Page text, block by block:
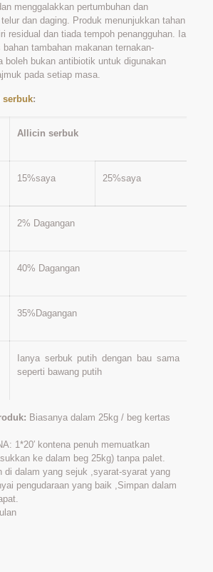
menggalakkan pertumbuhan dan
dan daging. Produk menunjukkan tahan
residual dan tiada tempoh penangguhan. Ia
tambahan makanan ternakan-
boleh bukan antibiotik untuk digunakan
pada setiap masa.
:
Allicin serbuk
15%saya 25%saya
2% Dagangan
40% Dagangan
35%Dagangan
Ianya serbuk putih dengan bau sama
seperti bawang putih
Biasanya dalam 25kg / beg kertas
1*20′ kontena penuh memuatkan
ke dalam beg 25kg) tanpa palet.
di dalam yang sejuk ,syarat-syarat yang
pengudaraan yang baik ,Simpan dalam